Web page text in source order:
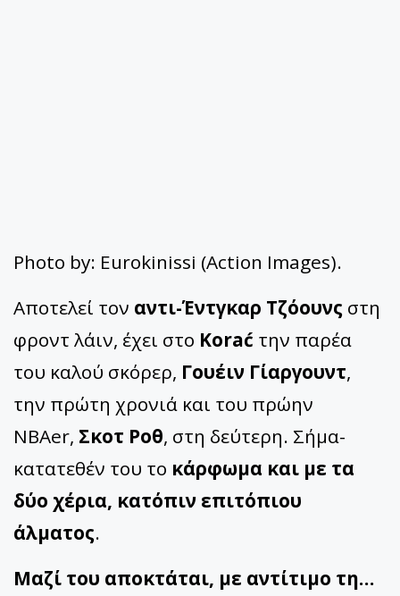
Photo by: Eurokinissi (Action Images).
Αποτελεί τον αντι-Έντγκαρ Τζόουνς στη
φροντ λάιν, έχει στο Korać την παρέα
του καλού σκόρερ, Γουέιν Γίαργουντ,
την πρώτη χρονιά και του πρώην
ΝΒΑer, Σκοτ Ροθ, στη δεύτερη. Σήμα-
κατατεθέν του το κάρφωμα και με τα
δύο χέρια, κατόπιν επιτόπιου
άλματος.
Μαζί του αποκτάται, με αντίτιμο τη…